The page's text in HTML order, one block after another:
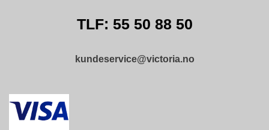
TLF: 55 50 88 50
kundeservice@victoria.no